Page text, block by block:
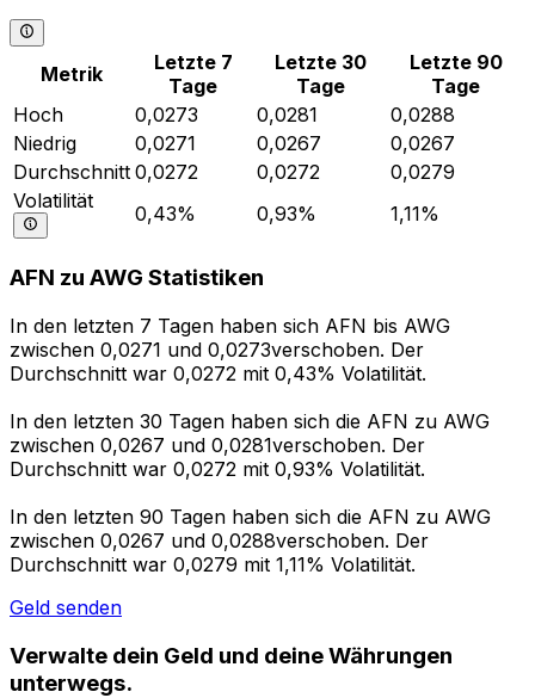
Metrik
Letzte 7
Tage
Letzte 30
Tage
Letzte 90
Tage
Hoch
0,0273 0,0281
0,0288
Niedrig
0,0271 0,0267
0,0267
Durchschnitt 0,0272 0,0272
0,0279
Volatilität
0,43% 0,93% 1,11%
AFN zu AWG Statistiken
In den letzten 7 Tagen haben sich AFN bis AWG
zwischen 0,0271 und 0,0273verschoben. Der
Durchschnitt war 0,0272 mit 0,43% Volatilität.
In den letzten 30 Tagen haben sich die AFN zu AWG
zwischen 0,0267 und 0,0281verschoben. Der
Durchschnitt war 0,0272 mit 0,93% Volatilität.
In den letzten 90 Tagen haben sich die AFN zu AWG
zwischen 0,0267 und 0,0288verschoben. Der
Durchschnitt war 0,0279 mit 1,11% Volatilität.
Geld senden
Verwalte dein Geld und deine Währungen
unterwegs.